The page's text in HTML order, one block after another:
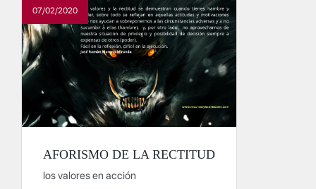
07/02/2020
AFORISMO DE LA RECTITUD
los valores en acción